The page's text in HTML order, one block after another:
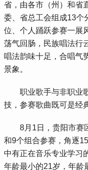
省，由各市（州）和省
委、省总工会组成13个
位、个人踊跃参赛一展
荡气回肠，民族唱法行
唱法韵味十足，合唱气
景象。
职业歌手与非职业歌
技，参赛歌曲既可是经
8月1日，贵阳市赛区
和9个组合参赛，角逐
中有正在音乐专业学习
年龄最小的21岁，年龄